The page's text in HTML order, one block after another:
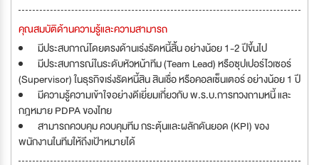
คุณสมบัติด้านความรู้และความสามารถ
มีประสบกาณ์โดยตรงด้านเร่งรัดหนี้สิ้น อย่างน้อย 1-2 ปีขึ้นไป
มีประสบการณ์ในระดับหัวหน้าทีม (Team Lead) หรือซุปเปอร์ไวเซอร์
(Supervisor) ในธุรกิจเร่งรัดหนี้สิน สินเชื่อ หรือคอลเซ็นเตอร์ อย่างน้อย 1 ปี
มีความรู้ความเข้าใจอย่างดีเยี่ยมเกี่ยวกับ พ.ร.บ.การทวงถามหนี้ และ
กฎหมาย PDPA ของไทย
สามารถควบคุม ควบคุมทีม กระตุ้นและผลักดันยอด (KPI) ของ
พนักงานในทีมให้ถึงเป้าหมายได้